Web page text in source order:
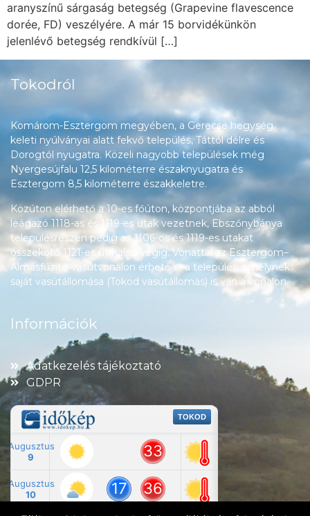
aranyszínű sárgaság betegség (Grapevine flavescence
dorée, FD) veszélyére. A már 15 borvidékünkön
jelenlévő betegség rendkívül […]
Tokodról
Komárom-Esztergom megyében, a Gerecse hegység
keleti nyúlványai alatt fekvő település, Táttól délre és
Dorogtól nyugatra. Közeli nagyobb települések még
Nyergesújfalu 12,5 kilométerre északnyugatra és
Esztergom 8,5 kilométerre északkeletre.
Közúton elérhető a 10-es főúton, központjába az abból
leágazó 1118-as és 1119-es utak vezetnek, Ebszőnybánya
településrészén pedig az 1106-os és 1119-es utakat
összekötő 1121-es út halad végig. Vonattal az Esztergom–
Almásfüzitő-vasútvonalon érhető el a település, amelynek
saját vasútállomása (Tokod vasútállomás) is van a vonalon.
Információk
Adatkezelés tájékoztató
GDPR